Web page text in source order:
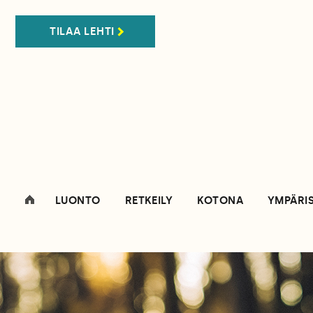
TILAA LEHTI
LUONTO RETKEILY KOTONA